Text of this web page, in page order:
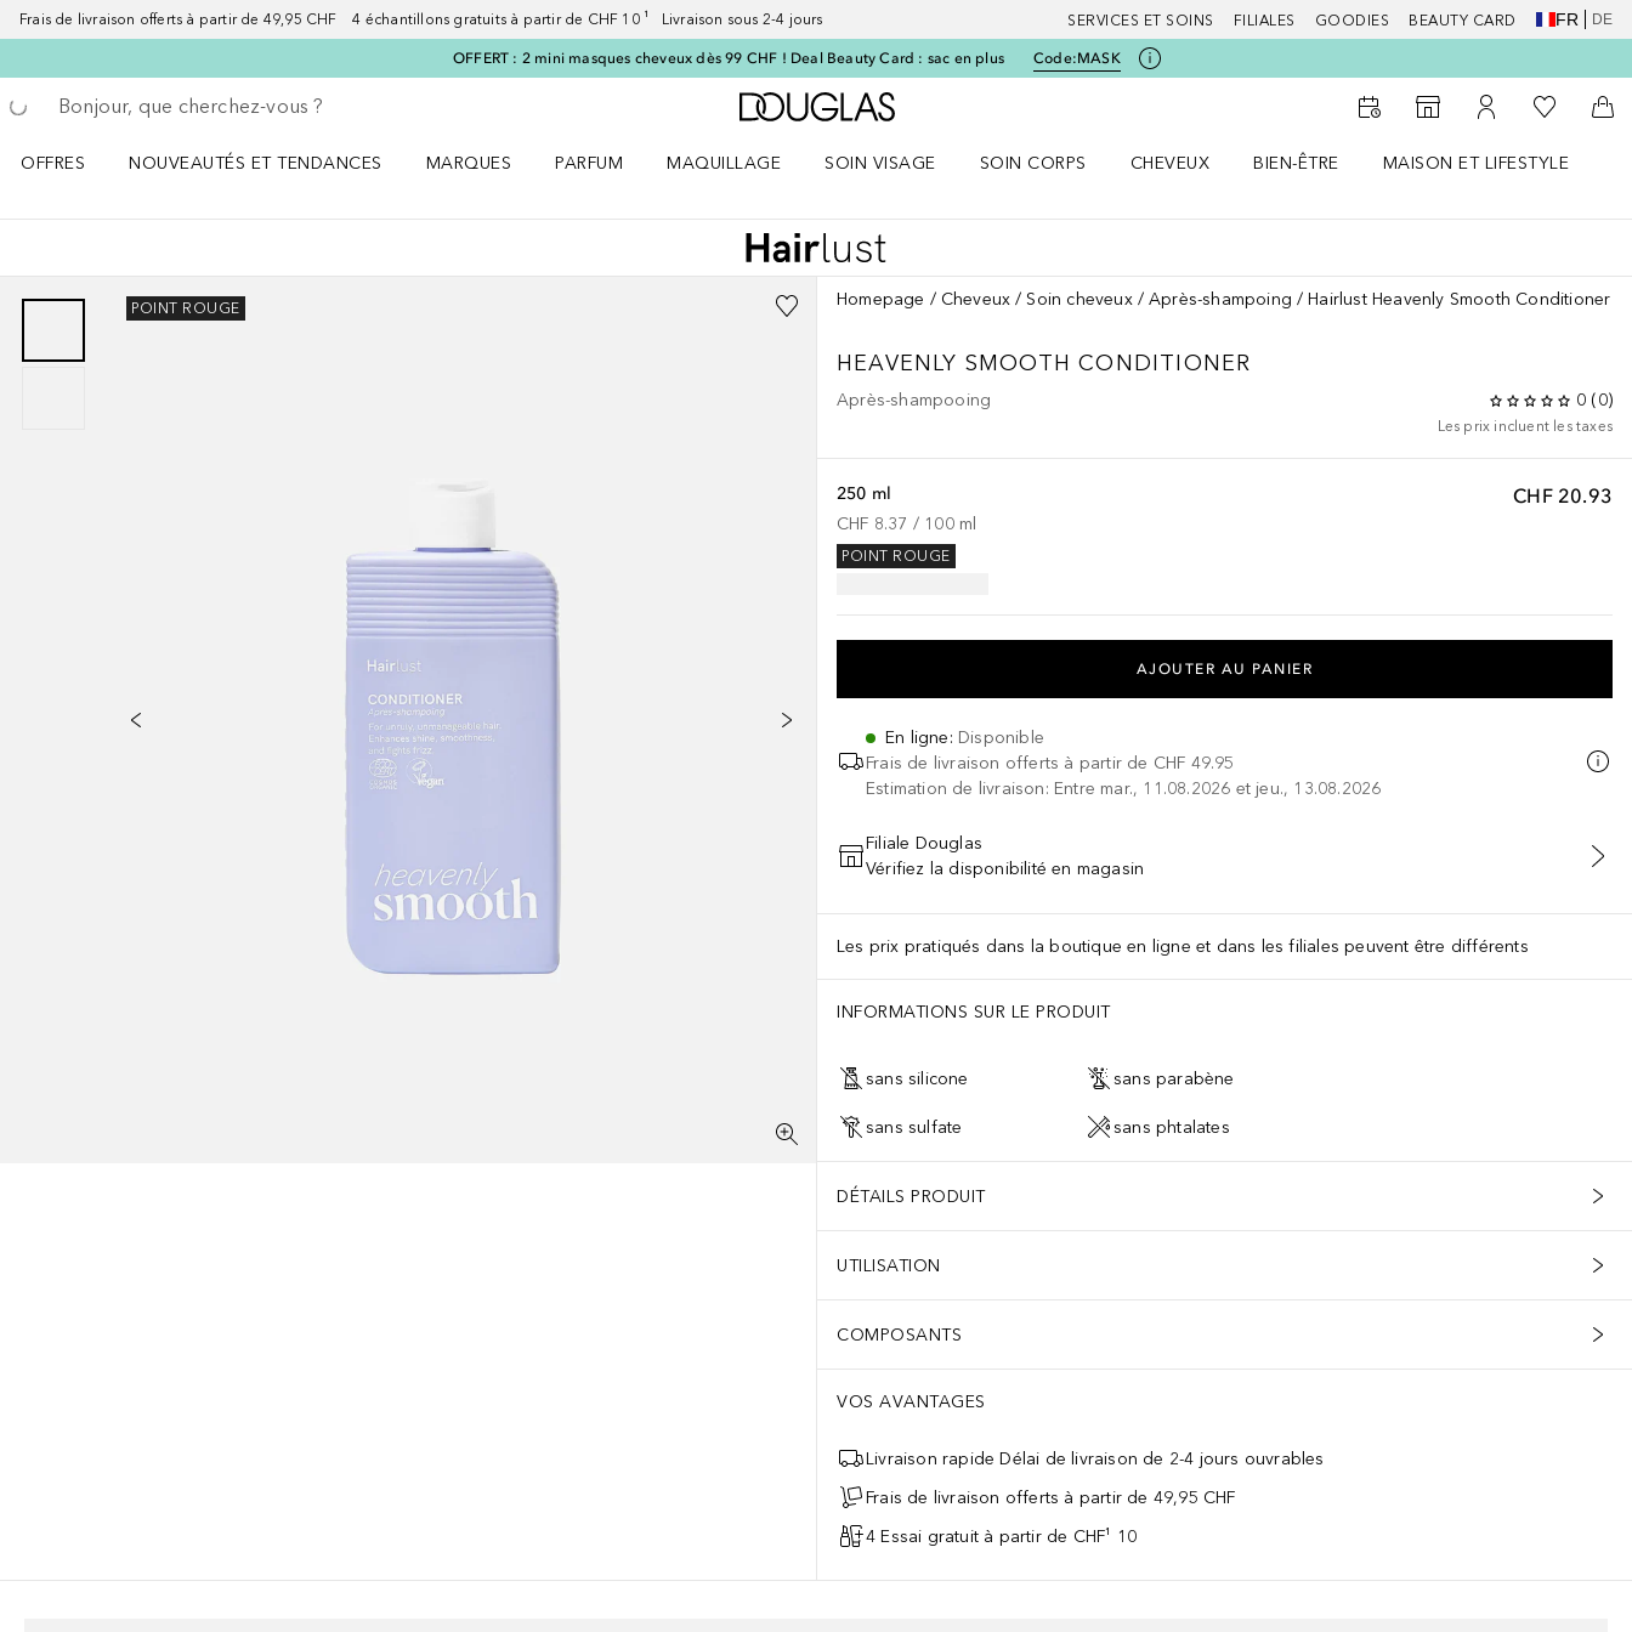
Frais de livraison offerts à partir de 49,95 CHF 4 échantillons gratuits à partir de CHF 10 ¹ Livraison sous 2-4 jours SERVICES ET SOINS FILIALES GOODIES BEAUTY CARD FR DE
OFFERT : 2 mini masques cheveux dès 99 CHF ! Deal Beauty Card : sac en plus Code:MASK
Retourner
Exécuter la recherche
Vers l'accueil Douglas
Vers le Storefinder
Vers Mon Compte
Vers Ma
OFFRES
NOUVEAUTÉS ET TENDANCES
MARQUES
PARFUM
MAQUILLAGE
SOIN VISAGE
SOIN CORPS
CHEVEUX
BIEN-ÊTRE
MAISON ET LIFESTYLE
POINT ROUGE Homepage Cheveux Soin cheveux Après-shampoing Hairlust Heavenly Smooth Conditioner
HEAVENLY SMOOTH CONDITIONER
Après-shampooing 0 (0)
Les prix incluent les taxes
CHF 20.93
250 ml
CHF 8.37 / 100 ml
POINT ROUGE
AJOUTER AU PANIER
En ligne: Disponible
Frais de livraison offerts à partir de CHF 49.95
Estimation de livraison: Entre mar., 11.08.2026 et jeu., 13.08.2026
Filiale Douglas
Vérifiez la disponibilité en magasin
Les prix pratiqués dans la boutique en ligne et dans les filiales peuvent être différents
INFORMATIONS SUR LE PRODUIT
sans silicone sans parabène
sans sulfate sans phtalates
DÉTAILS PRODUIT
UTILISATION
COMPOSANTS
VOS AVANTAGES
Livraison rapide Délai de livraison de 2-4 jours ouvrables
Frais de livraison offerts à partir de 49,95 CHF
4 Essai gratuit à partir de CHF¹ 10